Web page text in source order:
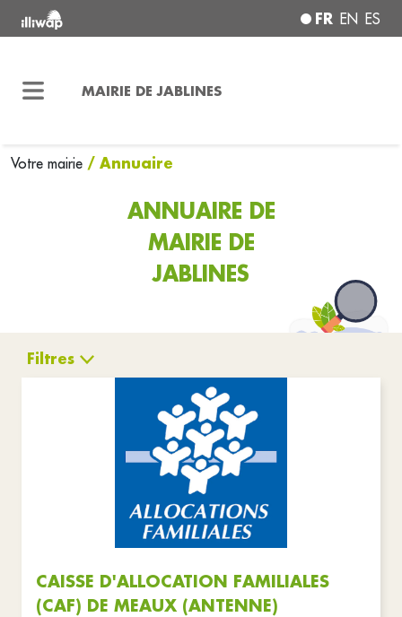
FR EN ES
MAIRIE DE JABLINES
Votre mairie / Annuaire
ANNUAIRE DE
MAIRIE DE
JABLINES
Filtres
Commerces
Services publics
Tourisme Urgences
Réinitialiser les filtres
CAISSE D'ALLOCATION FAMILIALES
(CAF) DE MEAUX (ANTENNE)